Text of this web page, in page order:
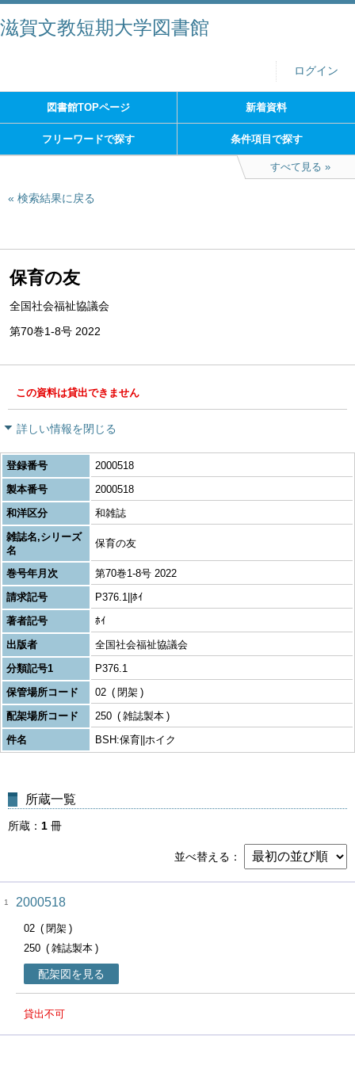
滋賀文教短期大学図書館
ログイン
図書館TOPページ 新着資料
フリーワードで探す 条件項目で探す
すべて見る
検索結果に戻る
保育の友
全国社会福祉協議会
第70巻1-8号 2022
この資料は貸出できません
詳しい情報を閉じる
登録番号
2000518
製本番号
2000518
和洋区分
和雑誌
雑誌名,シリーズ
名
保育の友
巻号年月次
第70巻1-8号 2022
請求記号
P376.1||ﾎｲ
著者記号
ﾎｲ
出版者
全国社会福祉協議会
分類記号1
P376.1
保管場所コード
02
閉架
配架場所コード
250
雑誌製本
件名
BSH:保育||ホイク
所蔵一覧
所蔵 1 冊
並べ替える
1 2000518
02
閉架
250
雑誌製本
配架図を見る
貸出不可